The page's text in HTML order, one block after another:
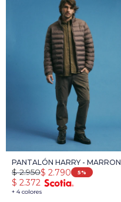
PANTALÓN HARRY - MARRON
+ 4 colores
$ 2.790
$ 2.950 5
$ 2.372